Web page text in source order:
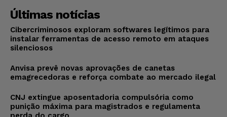
Últimas notícias
Cibercriminosos exploram softwares legítimos para
instalar ferramentas de acesso remoto em ataques
silenciosos
Anvisa prevê novas aprovações de canetas
emagrecedoras e reforça combate ao mercado ilegal
CNJ extingue aposentadoria compulsória como
punição máxima para magistrados e regulamenta